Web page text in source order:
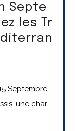
Septe
les Tr
Septembre
une char